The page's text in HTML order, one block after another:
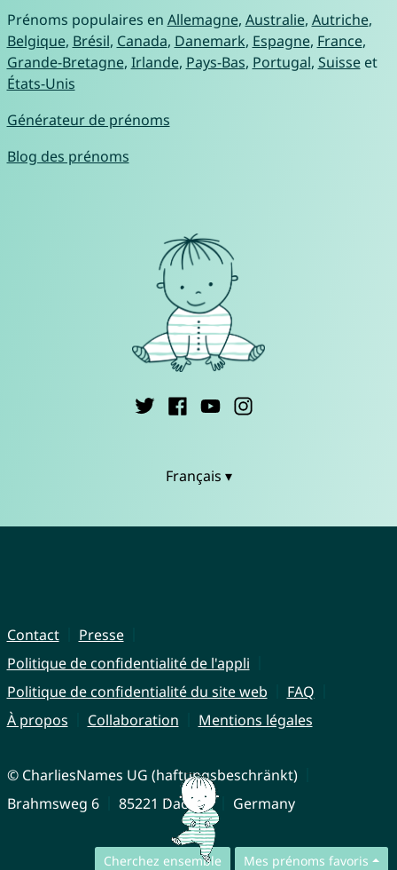
Cherchez ensemble Mes prénoms favoris
Prénoms populaires en Allemagne, Australie, Autriche,
Belgique, Brésil, Canada, Danemark, Espagne, France,
Grande-Bretagne, Irlande, Pays-Bas, Portugal, Suisseet
États-Unis
Générateur de prénoms
Blog des prénoms
Français ▾
Contact
Presse
Politique de confidentialité de l'appli
Politique de confidentialité du site web
FAQ
À propos
Collaboration Mentions légales
© CharliesNames UG (haftungsbeschränkt)
Brahmsweg 6
85221 Dachau Germany